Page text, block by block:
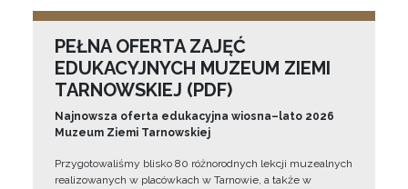
PEŁNA OFERTA ZAJĘĆ
EDUKACYJNYCH MUZEUM ZIEMI
TARNOWSKIEJ (PDF)
Najnowsza oferta edukacyjna wiosna–lato 2026
Muzeum Ziemi Tarnowskiej
Przygotowaliśmy blisko 80 różnorodnych lekcji muzealnych
realizowanych w placówkach w Tarnowie, a także w